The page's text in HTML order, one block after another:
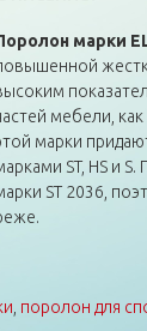
марки
мебели,
марки
ST, HS и
ST 2036,
поролон для